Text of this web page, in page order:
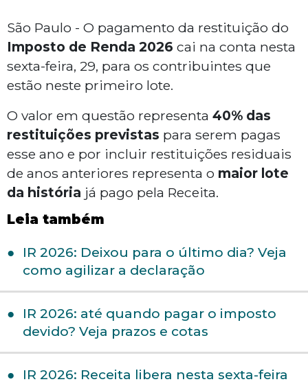
São Paulo - O pagamento da restituição do
Imposto de Renda 2026 cai na conta nesta
sexta-feira, 29, para os contribuintes que
estão neste primeiro lote.
O valor em questão representa 40% das
restituições previstas para serem pagas
esse ano e por incluir restituições residuais
de anos anteriores representa o maior lote
da história já pago pela Receita.
Leia também
IR 2026: Deixou para o último dia? Veja
como agilizar a declaração
IR 2026: até quando pagar o imposto
devido? Veja prazos e cotas
IR 2026: Receita libera nesta sexta-feira